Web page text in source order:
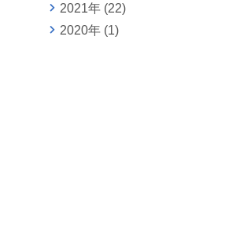
2021年(22)
2020年(1)